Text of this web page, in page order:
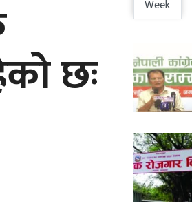
छः
Week